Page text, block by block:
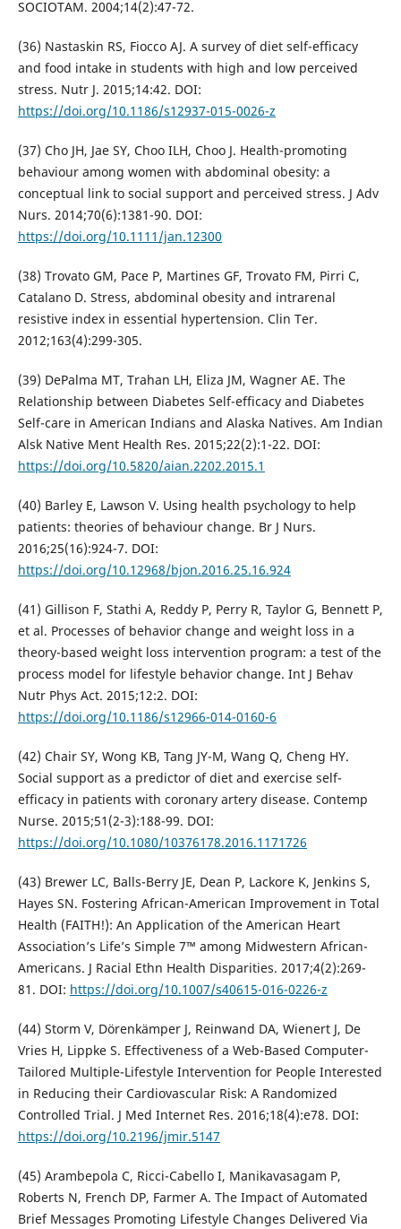
SOCIOTAM. 2004;14(2):47-72.
(36) Nastaskin RS, Fiocco AJ. A survey of diet self-efficacy
and food intake in students with high and low perceived
stress. Nutr J. 2015;14:42. DOI:
https://doi.org/10.1186/s12937-015-0026-z
(37) Cho JH, Jae SY, Choo ILH, Choo J. Health-promoting
behaviour among women with abdominal obesity: a
conceptual link to social support and perceived stress. J Adv
Nurs. 2014;70(6):1381-90. DOI:
https://doi.org/10.1111/jan.12300
(38) Trovato GM, Pace P, Martines GF, Trovato FM, Pirri C,
Catalano D. Stress, abdominal obesity and intrarenal
resistive index in essential hypertension. Clin Ter.
2012;163(4):299-305.
(39) DePalma MT, Trahan LH, Eliza JM, Wagner AE. The
Relationship between Diabetes Self-efficacy and Diabetes
Self-care in American Indians and Alaska Natives. Am Indian
Alsk Native Ment Health Res. 2015;22(2):1-22. DOI:
https://doi.org/10.5820/aian.2202.2015.1
(40) Barley E, Lawson V. Using health psychology to help
patients: theories of behaviour change. Br J Nurs.
2016;25(16):924-7. DOI:
https://doi.org/10.12968/bjon.2016.25.16.924
(41) Gillison F, Stathi A, Reddy P, Perry R, Taylor G, Bennett P,
et al. Processes of behavior change and weight loss in a
theory-based weight loss intervention program: a test of the
process model for lifestyle behavior change. Int J Behav
Nutr Phys Act. 2015;12:2. DOI:
https://doi.org/10.1186/s12966-014-0160-6
(42) Chair SY, Wong KB, Tang JY-M, Wang Q, Cheng HY.
Social support as a predictor of diet and exercise self-
efficacy in patients with coronary artery disease. Contemp
Nurse. 2015;51(2-3):188-99. DOI:
https://doi.org/10.1080/10376178.2016.1171726
(43) Brewer LC, Balls-Berry JE, Dean P, Lackore K, Jenkins S,
Hayes SN. Fostering African-American Improvement in Total
Health (FAITH!): An Application of the American Heart
Association’s Life’s Simple 7™ among Midwestern African-
Americans. J Racial Ethn Health Disparities. 2017;4(2):269-
81. DOI: https://doi.org/10.1007/s40615-016-0226-z
(44) Storm V, Dörenkämper J, Reinwand DA, Wienert J, De
Vries H, Lippke S. Effectiveness of a Web-Based Computer-
Tailored Multiple-Lifestyle Intervention for People Interested
in Reducing their Cardiovascular Risk: A Randomized
Controlled Trial. J Med Internet Res. 2016;18(4):e78. DOI:
https://doi.org/10.2196/jmir.5147
(45) Arambepola C, Ricci-Cabello I, Manikavasagam P,
Roberts N, French DP, Farmer A. The Impact of Automated
Brief Messages Promoting Lifestyle Changes Delivered Via